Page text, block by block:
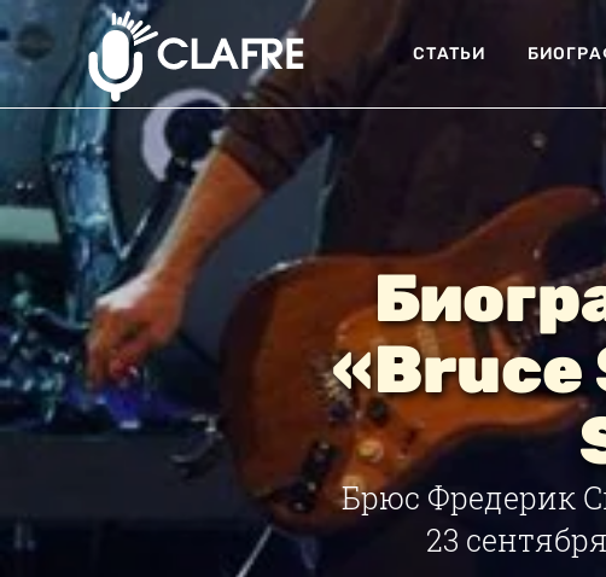
СТАТЬИ
«Bruce
Брюс Фредерик
23